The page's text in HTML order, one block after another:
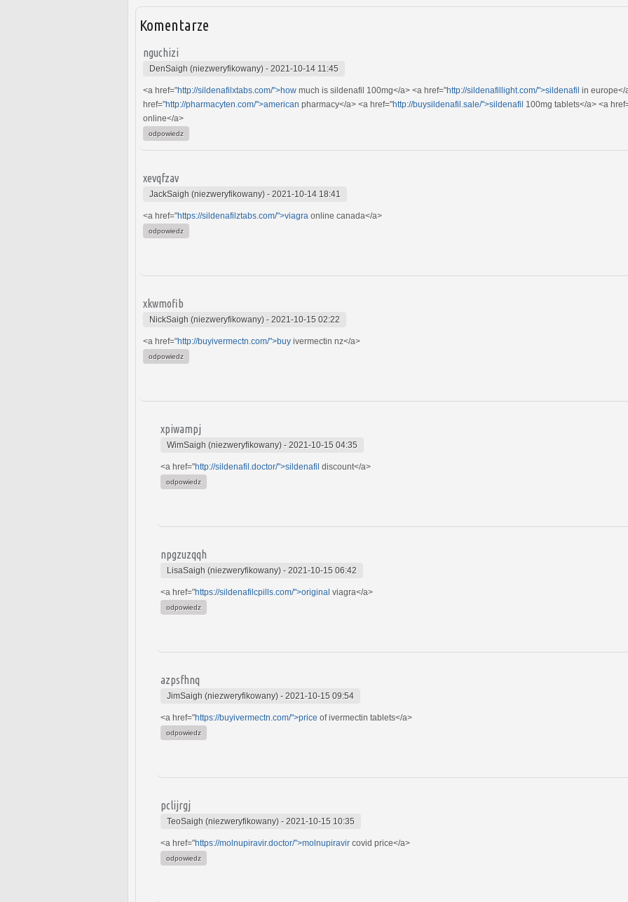
Komentarze
nguchizi
DenSaigh (niezweryfikowany) - 2021-10-14 11:45
<a href="http://sildenafilxtabs.com/">how much is sildenafil 100mg</a> <a href="http://sildenafillight.com/">sildenafil in europe</
href="http://pharmacyten.com/">american pharmacy</a> <a href="http://buysildenafil.sale/">sildenafil 100mg tablets</a> <a
online</a>
odpowiedz
xevqfzav
JackSaigh (niezweryfikowany) - 2021-10-14 18:41
<a href="https://sildenafilztabs.com/">viagra online canada</a>
odpowiedz
xkwmofib
NickSaigh (niezweryfikowany) - 2021-10-15 02:22
<a href="http://buyivermectn.com/">buy ivermectin nz</a>
odpowiedz
xpiwampj
WimSaigh (niezweryfikowany) - 2021-10-15 04:35
<a href="http://sildenafil.doctor/">sildenafil discount</a>
odpowiedz
npgzuzqqh
LisaSaigh (niezweryfikowany) - 2021-10-15 06:42
<a href="https://sildenafilcpills.com/">original viagra</a>
odpowiedz
azpsfhnq
JimSaigh (niezweryfikowany) - 2021-10-15 09:54
<a href="https://buyivermectn.com/">price of ivermectin tablets</a>
odpowiedz
pclijrgj
TeoSaigh (niezweryfikowany) - 2021-10-15 10:35
<a href="https://molnupiravir.doctor/">molnupiravir covid price</a>
odpowiedz